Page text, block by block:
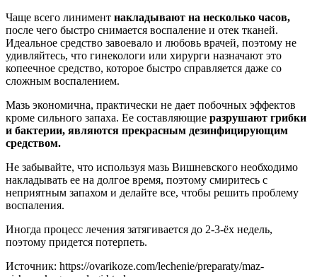
Чаще всего линимент накладывают на несколько часов,
после чего быстро снимается воспаление и отек тканей.
Идеальное средство завоевало и любовь врачей, поэтому не
удивляйтесь, что гинекологи или хирурги назначают это
копеечное средство, которое быстро справляется даже со
сложным воспалением.
Мазь экономична, практически не дает побочных эффектов
кроме сильного запаха. Ее составляющие разрушают грибки
и бактерии, являются прекрасным дезинфицирующим
средством.
Не забывайте, что используя мазь Вишневского необходимо
накладывать ее на долгое время, поэтому смиритесь с
неприятным запахом и делайте все, чтобы решить проблему
воспаления.
Иногда процесс лечения затягивается до 2-3-ёх недель,
поэтому придется потерпеть.
Источник: https://ovarikoze.com/lechenie/preparaty/maz-